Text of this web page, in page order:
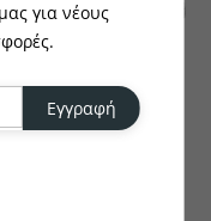
για νέους
Εγγραφή